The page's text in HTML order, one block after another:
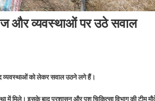
और व्यवस्थाओं पर उठे सवाल
व्यवस्थाओं को लेकर सवाल उठने लगे हैं।
में मिले। इसके बाद प्रशासन और पशु चिकित्सा विभाग की टीम